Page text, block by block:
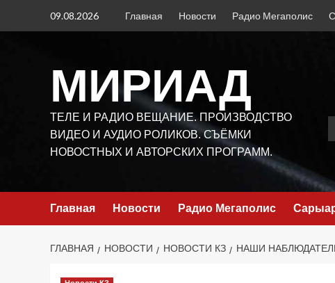
09.08.2026 Главная Новости Радио Мегаполис
МИРИАД
ТЕЛЕ И РАДИО ВЕЩАНИЕ. ПРОИЗВОДСТВО
ВИДЕО И АУДИО РОЛИКОВ. СЪЁМКИ
НОВОСТНЫХ И АВТОРСКИХ ПРОГРАММ.
Главная Новости Радио Мегаполис
ГЛАВНАЯ НОВОСТИ НОВОСТИ КЗ НАШИ